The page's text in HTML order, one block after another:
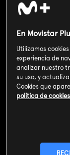
En Movistar
Utilizamos
experiencia de
analizar nuestro
su uso, y
Cookies que
política de